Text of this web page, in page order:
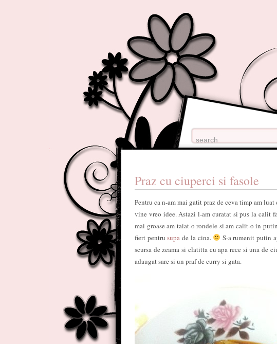
Praz cu ciuperci si fasole
Pentru ca n-am mai gatit praz de ceva timp am
vine vreo idee. Astazi l-am curatat si pus la calit
mai groase am taiat-o rondele si am calit-o in
fiert pentrusupa de la cina.
S-a rumenit putin
scursa de zeama si clatitta cu apa rece si una de
adaugat sare si un praf de curry si gata.